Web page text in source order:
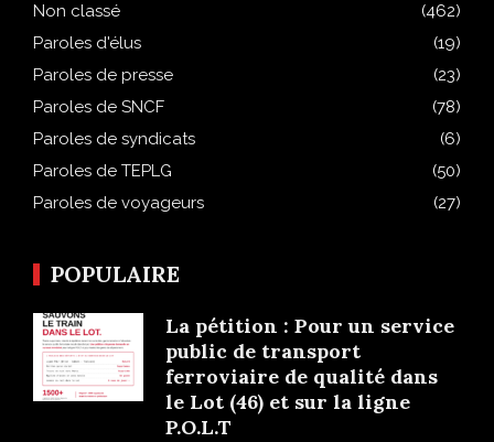
Non classé
(462)
Paroles d'élus
(19)
Paroles de presse
(23)
Paroles de SNCF
(78)
Paroles de syndicats
(6)
Paroles de TEPLG
(50)
Paroles de voyageurs
(27)
POPULAIRE
La pétition : Pour un service
public de transport
ferroviaire de qualité dans
le Lot (46) et sur la ligne
P.O.L.T